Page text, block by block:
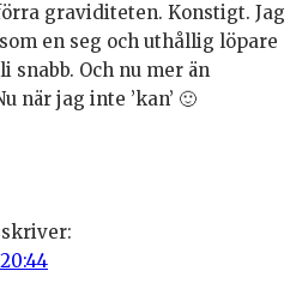
graviditeten. Konstigt. Jag
en seg och uthållig löpare
Och nu mer än
när jag inte ’kan’ 🙂
skriver: